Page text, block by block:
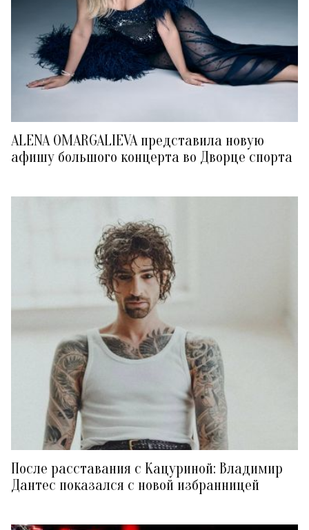
ALENA OMARGALIEVA представила новую
афишу большого концерта во Дворце спорта
После расставания с Кацуриной: Владимир
Дантес показался с новой избранницей